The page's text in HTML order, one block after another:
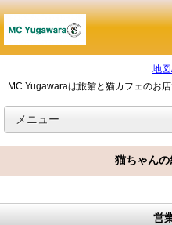
地
MC Yugawaraは旅館と猫カフェのお店
猫ちゃん
営